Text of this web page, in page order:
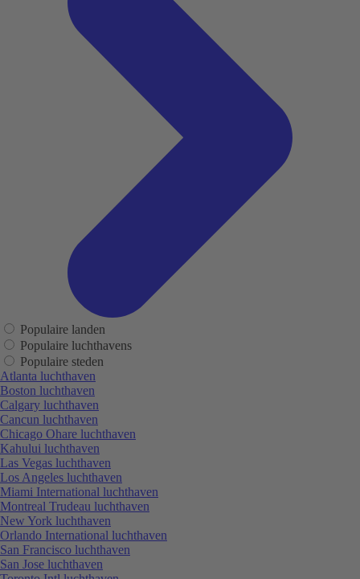
Populaire landen
Populaire luchthavens
Populaire steden
Atlanta luchthaven
Boston luchthaven
Calgary luchthaven
Cancun luchthaven
Chicago Ohare luchthaven
Kahului luchthaven
Las Vegas luchthaven
Los Angeles luchthaven
Miami International luchthaven
Montreal Trudeau luchthaven
New York luchthaven
Orlando International luchthaven
San Francisco luchthaven
San Jose luchthaven